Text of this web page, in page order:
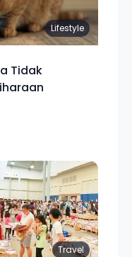
Lifestyle
Tidak
Travel